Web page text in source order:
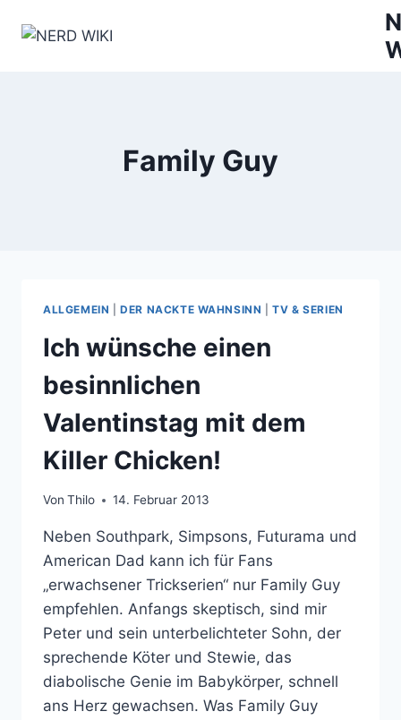
Inhalt
Family Guy
ALLGEMEIN |DER NACKTE WAHNSINN |TV & SERIEN
Ich wünsche einen
besinnlichen
Valentinstag mit dem
Killer Chicken!
Von Thilo 14. Februar 2013
Neben Southpark, Simpsons, Futurama und
American Dad kann ich für Fans
„erwachsener Trickserien“ nur Family Guy
empfehlen. Anfangs skeptisch, sind mir
Peter und sein unterbelichteter Sohn, der
sprechende Köter und Stewie, das
diabolische Genie im Babykörper, schnell
ans Herz gewachsen. Was Family Guy